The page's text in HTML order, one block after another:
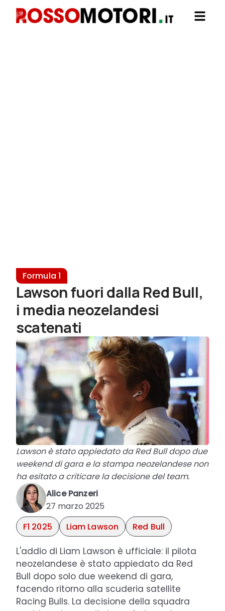
Formula 1
Lawson fuori dalla Red Bull,
i media neozelandesi
scatenati
Lawson è stato appiedato da Red Bull dopo due
weekend di gara e la stampa neozelandese non
ha esitato a criticare la decisione del team.
Alice Panzeri
27 marzo 2025
F1 2025
Liam Lawson Red Bull
L'addio di Liam Lawson è ufficiale: il pilota
neozelandese è stato appiedato da Red
Bull dopo solo due weekend di gara,
facendo ritorno alla scuderia satellite
Racing Bulls. La decisione della squadra